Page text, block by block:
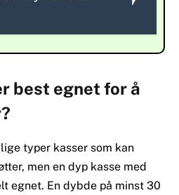
best egnet for å
typer kasser som kan
men en dyp kasse med
egnet. En dybde på minst 30